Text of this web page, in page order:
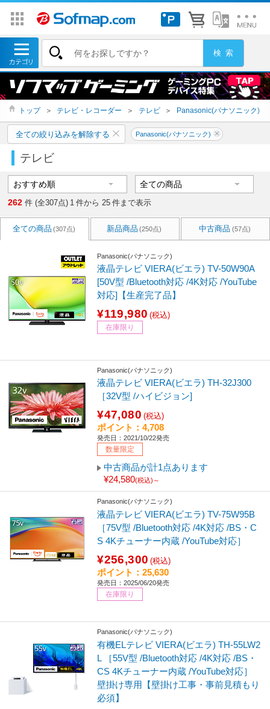
トップ ＞ テレビ・レコーダー ＞ テレビ ＞ Panasonic(パナソニック)
全ての絞り込みを解除する Panasonic(パナソニック)
テレビ
262 件 (全307点) 1 件から 25 件まで表示
全ての商品 (307点) 新品商品 (250点) 中古商品 (57点)
Panasonic(パナソニック)
液晶テレビ VIERA(ビエラ) TV-50W90A
[50V型 /Bluetooth対応 /4K対応 /YouTube
対応]【生産完了品】
¥119,980 (税込)
在庫限り
Panasonic(パナソニック)
液晶テレビ VIERA(ビエラ) TH-32J300
［32V型 /ハイビジョン]
¥47,080 (税込)
ポイント：4,708
発売日：2021/10/22発売
数量限定
中古商品が計1点あります
¥24,580(税込)～
Panasonic(パナソニック)
液晶テレビ VIERA(ビエラ) TV-75W95B
［75V型 /Bluetooth対応 /4K対応 /BS・C
S 4Kチューナー内蔵 /YouTube対応］
¥256,300 (税込)
ポイント：25,630
発売日：2025/06/20発売
在庫限り
Panasonic(パナソニック)
有機ELテレビ VIERA(ビエラ) TH-55LW2
L ［55V型 /Bluetooth対応 /4K対応 /BS・
CS 4Kチューナー内蔵 /YouTube対応］
壁掛け専用【壁掛け工事・事前見積もり
必須】